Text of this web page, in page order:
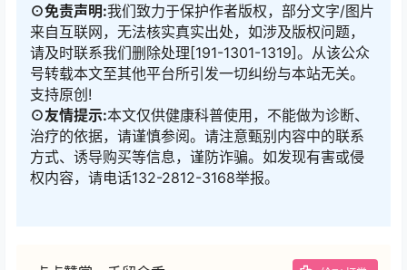
⊙免责声明:我们致力于保护作者版权，部分文字/图片
来自互联网，无法核实真实出处，如涉及版权问题，
请及时联系我们删除处理[191-1301-1319]。从该公众
号转载本文至其他平台所引发一切纠纷与本站无关。
支持原创!
⊙友情提示:本文仅供健康科普使用，不能做为诊断、
治疗的依据，请谨慎参阅。请注意甄别内容中的联系
方式、诱导购买等信息，谨防诈骗。如发现有害或侵
权内容，请电话132-2812-3168举报。